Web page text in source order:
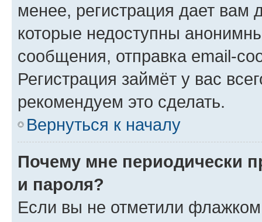
менее, регистрация дает вам
которые недоступны
сообщения, отправка email-
Регистрация займёт у вас
рекомендуем это сделать.
Вернуться к началу
Почему мне периодически
и пароля?
Если вы не отметили